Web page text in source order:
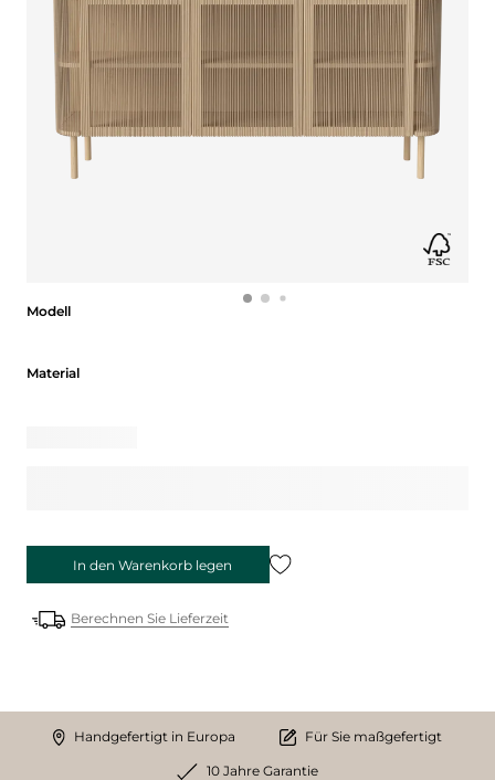
Modell
Material
In den Warenkorb legen
Berechnen Sie Lieferzeit
Handgefertigt in Europa Für Sie maßgefertigt
10 Jahre Garantie